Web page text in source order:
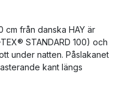
cm från danska HAY är
STANDARD 100) och
under natten. Påslakanet
kant längs